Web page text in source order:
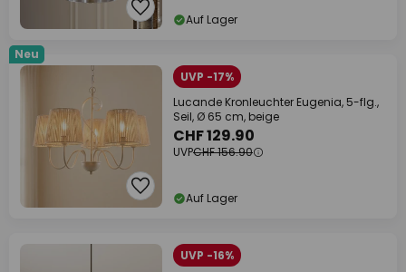
Auf Lager
Neu
UVP -17%
Lucande Kronleuchter Eugenia, 5-flg.,
Seil, Ø 65 cm, beige
CHF 129.90
UVPCHF 156.90
Auf Lager
UVP -16%